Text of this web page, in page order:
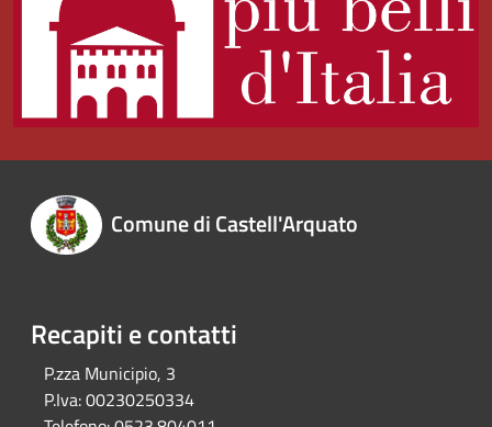
Comune di Castell'Arquato
Recapiti e contatti
P.zza Municipio, 3
P.Iva:00230250334